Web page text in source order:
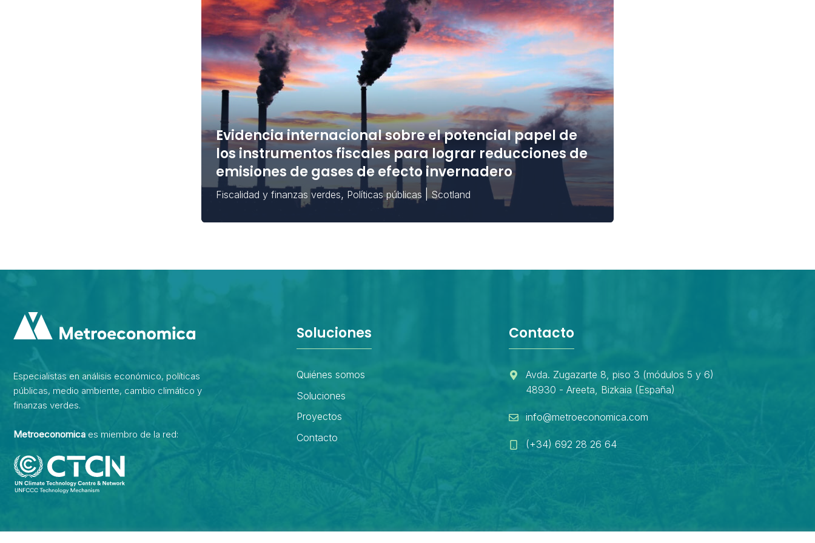
Evidencia internacional sobre el potencial papel de
los instrumentos fiscales para lograr reducciones de
emisiones de gases de efecto invernadero
Fiscalidad y finanzas verdes, Políticas públicas Scotland
Especialistas en análisis económico, políticas
públicas, medio ambiente, cambio climático y
finanzas verdes.
Metroeconomica es miembro de la red:
Soluciones
Quiénes somos
Soluciones
Proyectos
Contacto
Contacto
Avda. Zugazarte 8, piso 3 (módulos 5 y 6)
48930 - Areeta, Bizkaia (España)
info@metroeconomica.com
(+34) 692 28 26 64